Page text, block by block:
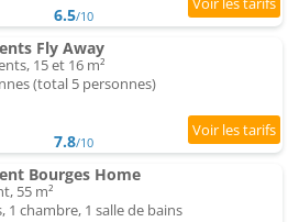
6.5/10
Fly Away
15 et 16 m²
(total 5 personnes)
7.8/10
Bourges Home
55 m²
1 chambre, 1 salle de bains